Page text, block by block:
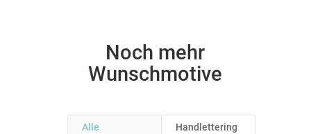
Noch mehr
Wunschmotive
Alle Handlettering